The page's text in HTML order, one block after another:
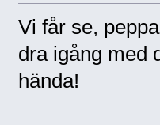
Vi får se,
dra igång med
hända!